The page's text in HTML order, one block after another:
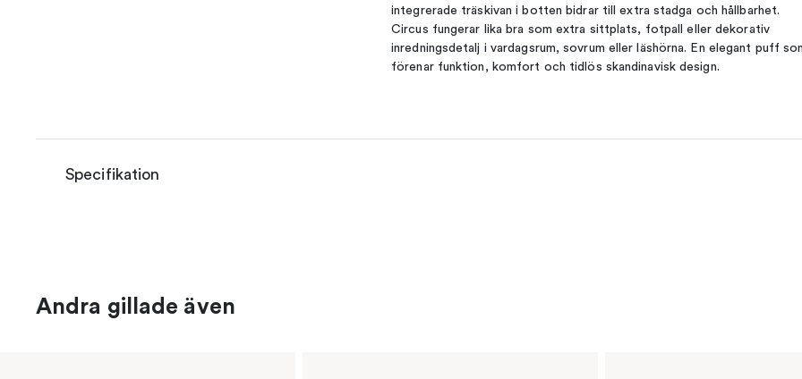
integrerade träskivan i botten bidrar till extra stadga och hållbarhet.
Circus fungerar lika bra som extra sittplats, fotpall eller dekorativ
inredningsdetalj i vardagsrum, sovrum eller läshörna. En elegant puff
förenar funktion, komfort och tidlös skandinavisk design.
Specifikation
Andra gillade även